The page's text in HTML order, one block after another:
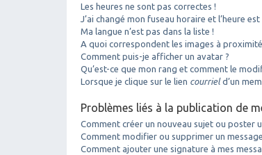
Les heures ne sont pas correctes !
J’ai changé mon fuseau horaire et l’heure
Ma langue n’est pas dans la liste !
A quoi correspondent les images à
Comment puis-je afficher un avatar ?
Qu’est-ce que mon rang et comment le
Lorsque je clique sur le lien courrield’un
Problèmes liés à la publication de
Comment créer un nouveau sujet ou poster
Comment modifier ou supprimer un
Comment ajouter une signature à mes